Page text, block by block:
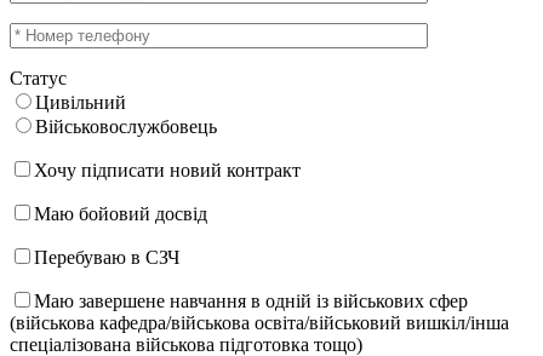
Статус
Цивільний
Військовослужбовець
Хочу підписати новий контракт
Маю бойовий досвід
Перебуваю в СЗЧ
Маю завершене навчання в одній із військових сфер
(військова кафедра/військова освіта/військовий вишкіл/інша
спеціалізована військова підготовка тощо)